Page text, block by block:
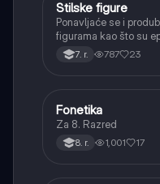
Srpski jezik
Stilske figure
Ponavljaće se i
figurama kao što su
personifikacija,
asonanca,
7. r. 787 23
Srpski jezik
Fonetika
Za 8. Razred
8. r. 1,001 17